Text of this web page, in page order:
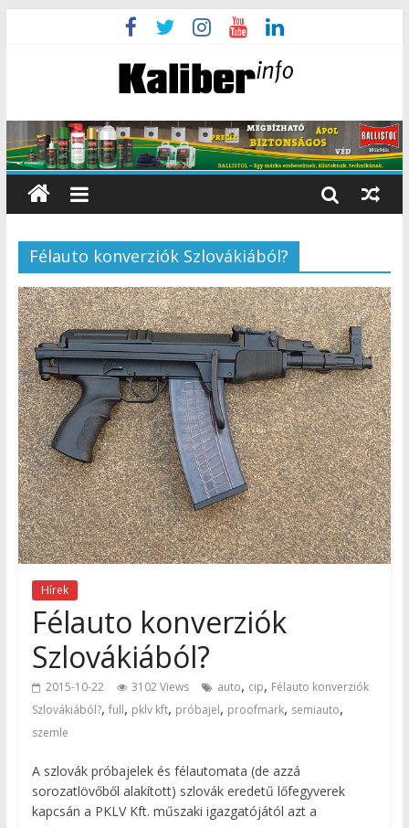
Félauto konverziók Szlovákiából?
Hírek
Félauto konverziók
Szlovákiából?
2015-10-22 3102 Views auto, cip, Félauto konverziók
Szlovákiából?, full, pklv kft, próbajel, proofmark, semiauto,
szemle
A szlovák próbajelek és félautomata (de azzá
sorozatlövőből alakított) szlovák eredetű lőfegyverek
kapcsán a PKLV Kft. műszaki igazgatójától azt a